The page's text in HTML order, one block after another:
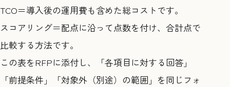
TCO＝導入後の運用費も含めた総コストです。
スコアリング＝配点に沿って点数を付け、合計点で
比較する方法です。
この表をRFPに添付し、「各項目に対する回答」
「前提条件」「対象外（別途）の範囲」を同じフォ